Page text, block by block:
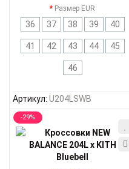
Размер EUR
36 37 38 39 40
41 42 43 44 45
46
Артикул: U204LSWB
-29%